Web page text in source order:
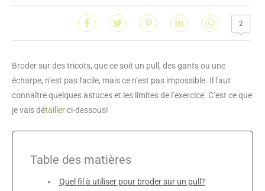
2
Broder sur des tricots, que ce soit un pull, des gants ou une
écharpe, n’est pas facile, mais ce n’est pas impossible. Il faut
connaître quelques astuces et les limites de l’exercice. C’est ce que
je vais détaillerci-dessous!
Table des matières
Quel fil à utiliser pour broder sur un pull?